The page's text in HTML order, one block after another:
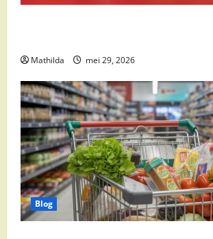
Mathilda mei 29, 2026
Blog